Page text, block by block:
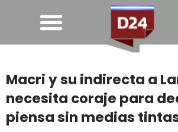
Macri y su indirecta a
necesita coraje para
piensa sin medias